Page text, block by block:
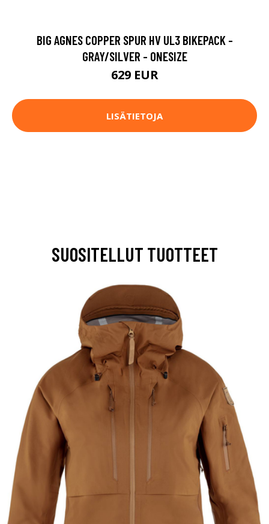
BIG AGNES COPPER SPUR HV UL3 BIKEPACK -
GRAY/SILVER - ONESIZE
629 EUR
LISÄTIETOJA
SUOSITELLUT TUOTTEET